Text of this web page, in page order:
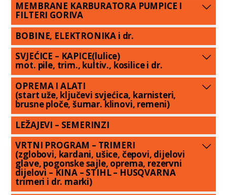
MEMBRANE KARBURATORA PUMPICE I
FILTERI GORIVA
BOBINE, ELEKTRONIKA i dr.
SVJEĆICE – KAPICE(lulice)
mot. pile, trim., kultiv., kosilice i dr.
OPREMA I ALATI
(start uže, ključevi svjećica, karnisteri,
brusne ploče, šumar. klinovi, remeni)
LEŽAJEVI – SEMERINZI
VRTNI PROGRAM – TRIMERI
(zglobovi, kardani, ušice, čepovi, dijelovi
glave, pogonske sajle, oprema, rezervni
dijelovi – KINA – STIHL – HUSQVARNA
trimeri i dr. marki)